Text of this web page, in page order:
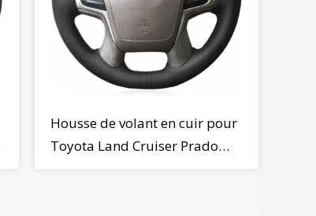
Housse de volant en cuir pour
Toyota Land Cruiser Prado